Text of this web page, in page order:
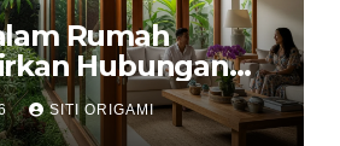
Rumah
Hubungan
Arsitektur
SITI ORIGAMI